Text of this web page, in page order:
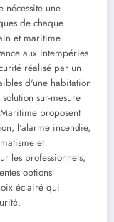
nécessite une
de chaque
et maritime
aux intempéries
réalisé par un
d'une habitation
sur-mesure
proposent
l'alarme incendie,
et
les professionnels,
options
éclairé qui